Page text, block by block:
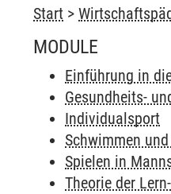
Start >
MODULE
Einführung in
Gesundheits-
Individualsport
Schwimmen
Spielen in
Theorie der